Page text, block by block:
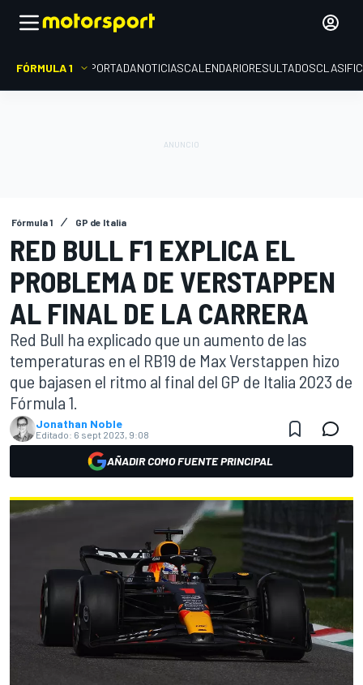
FÓRMULA 1 PORTADANOTICIASCALENDARIORESULTADOS
Fórmula 1 GP de Italia
RED BULL F1 EXPLICA EL
PROBLEMA DE VERSTAPPEN
AL FINAL DE LA CARRERA
Red Bull ha explicado que un aumento de las
temperaturas en el RB19 de Max Verstappen hizo
que bajasen el ritmo al final del GP de Italia 2023 de
Fórmula 1.
Jonathan Noble
Editado: 6 sept 2023, 9:08
AÑADIR COMO FUENTE PRINCIPAL